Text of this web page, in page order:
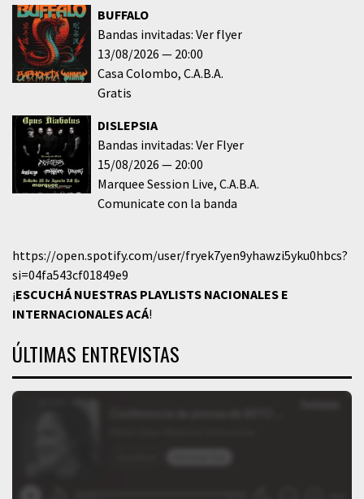
BUFFALO
Bandas invitadas: Ver flyer
13/08/2026
20:00
Casa Colombo C.A.B.A.
Gratis
DISLEPSIA
Bandas invitadas: Ver Flyer
15/08/2026
20:00
Marquee Session Live C.A.B.A.
Comunicate con la banda
https://open.spotify.com/user/fryek7yen9yhawzi5yku0hbcs?
si=04fa543cf01849e9
¡ESCUCHÁ NUESTRAS PLAYLISTS NACIONALES E
INTERNACIONALESACÁ!
ÚLTIMAS ENTREVISTAS